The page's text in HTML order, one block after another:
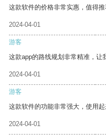
这款软件的价格非常实惠，值得推
2024-04-01
游客
这款app的路线规划非常精准，让
2024-04-01
游客
这款软件的功能非常强大，使用起
2024-04-01